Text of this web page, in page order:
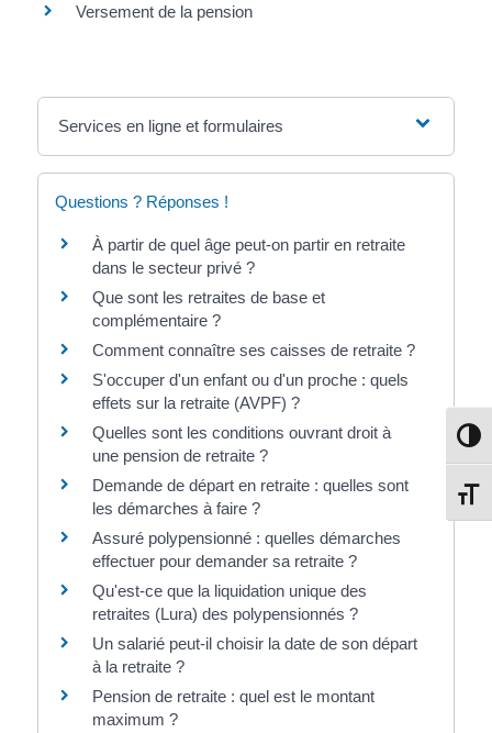
Versement de la pension
Services en ligne et formulaires
Questions ? Réponses !
À partir de quel âge peut-on partir en retraite
dans le secteur privé ?
Que sont les retraites de base et
complémentaire ?
Comment connaître ses caisses de retraite ?
S'occuper d'un enfant ou d'un proche : quels
effets sur la retraite (AVPF) ?
Quelles sont les conditions ouvrant droit à
une pension de retraite ?
Demande de départ en retraite : quelles sont
les démarches à faire ?
Assuré polypensionné : quelles démarches
effectuer pour demander sa retraite ?
Qu'est-ce que la liquidation unique des
retraites (Lura) des polypensionnés ?
Un salarié peut-il choisir la date de son départ
à la retraite ?
Pension de retraite : quel est le montant
maximum ?